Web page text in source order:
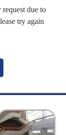
due to
try again